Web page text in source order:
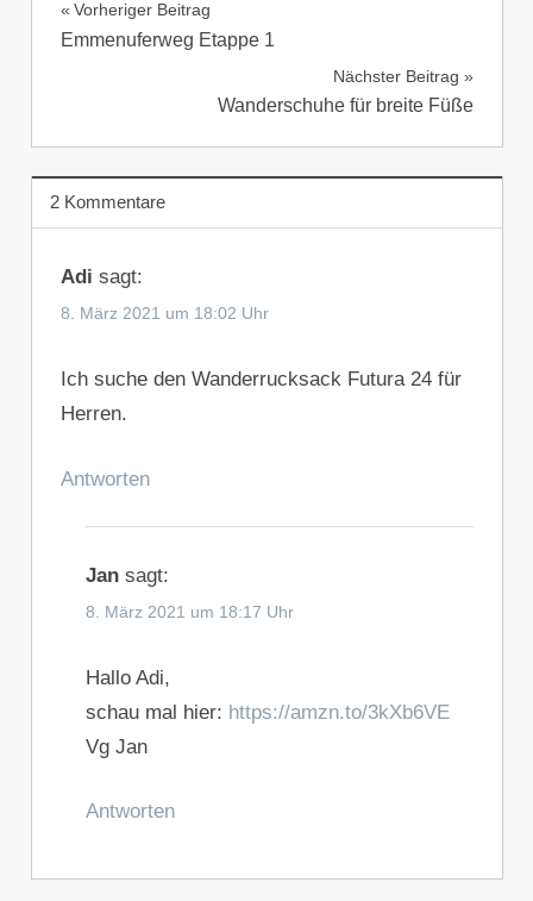
AUSRÜSTUNG
Beitragsnavigation
Vorheriger Beitrag
Emmenuferweg Etappe 1
Nächster Beitrag
Wanderschuhe für breite Füße
2 Kommentare
Adi sagt:
8. März 2021 um 18:02 Uhr
Ich suche den Wanderrucksack Futura 24 für
Herren.
Antworten
Jan sagt:
8. März 2021 um 18:17 Uhr
Hallo Adi,
schau mal hier: https://amzn.to/3kXb6VE
Vg Jan
Antworten